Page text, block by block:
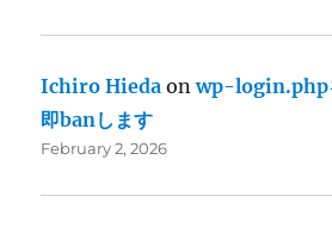
Ichiro Hieda onwp-login.php
即banします
February 2, 2026